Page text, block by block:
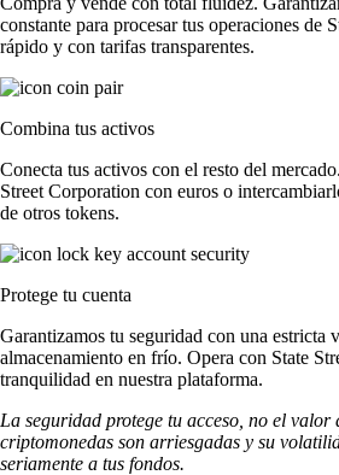
constante para procesar tus operaciones de
rápido y con tarifas transparentes.
Combina tus activos
Conecta tus activos con el resto del
Street Corporation con euros o
de otros tokens.
Protege tu cuenta
Garantizamos tu seguridad con una estricta
almacenamiento en frío. Opera con State
tranquilidad en nuestra plataforma.
La seguridad protege tu acceso, no el valor
criptomonedas son arriesgadas y su
seriamente a tus fondos.